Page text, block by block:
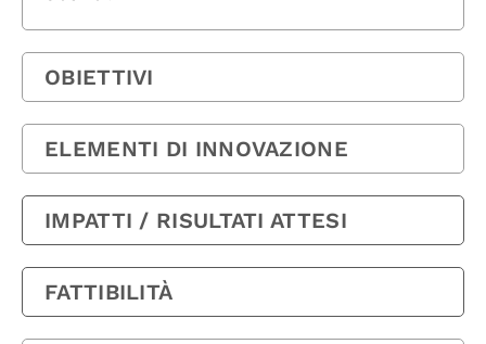
OBIETTIVI
ELEMENTI DI INNOVAZIONE
IMPATTI / RISULTATI ATTESI
FATTIBILITÀ